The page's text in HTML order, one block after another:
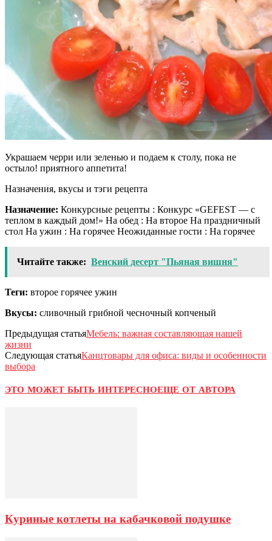
Украшаем черри или зеленью и подаем к столу, пока не
остыло! приятного аппетита!
Назначения, вкусы и тэги рецепта
Назначение: Конкурсные рецепты : Конкурс «GEFEST — с
теплом в каждый дом!» На обед : На второе На праздничный
стол На ужин : На горячее Неожиданные гости : На горячее
Читайте также: Венский десерт "Пьяная вишня"
Теги: второе горячее ужин
Вкусы: сливочный грибной чесночный копченый
Предыдущая статьяМебель: важная составляющая нашей
жизни
Следующая статьяКанцтовары для офиса: виды и особенности
выбора
ЭТО МОЖЕТ БЫТЬ ИНТЕРЕСНОЕЩЕ ОТ АВТОРА
Куриные котлеты на кабачковой подушке